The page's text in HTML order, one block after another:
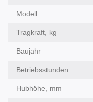
Modell
Tragkraft, kg
Baujahr
Betriebsstunden
Hubhöhe, mm